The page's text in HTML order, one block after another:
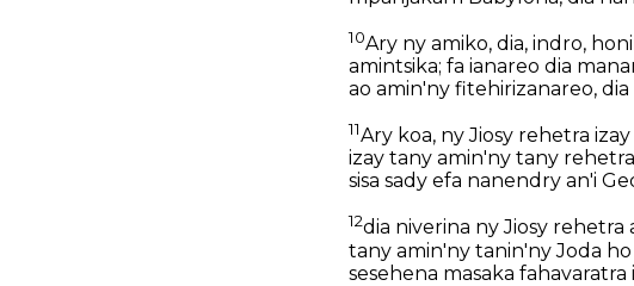
10Ary ny amiko, dia, indro,
amintsika; fa ianareo dia
ao amin'ny fitehirizanareo,
11Ary koa, ny Jiosy rehetra
izay tany amin'ny tany
sisa sady efa nanendry an'i
12dia niverina ny Jiosy
tany amin'ny tanin'ny Joda
sesehena masaka fahavaratra